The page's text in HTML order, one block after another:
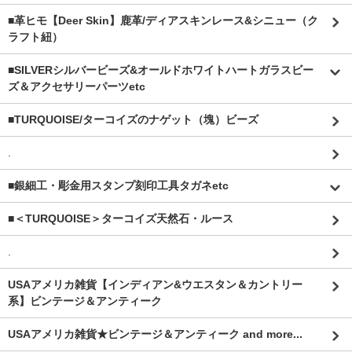
■革ヒモ【Deer Skin】鹿革/ディアスキンレース&シニュー（ク
ラフト紐）
■SILVERシルバービーズ&オールドホワイトハートガラスビー
ズ＆アクセサリーパーツetc
■TURQUOISE/ターコイズのナゲット（塊）ビーズ
.
■銀細工・彫金用スタンプ刻印工具タガネetc
■＜TURQUOISE＞ターコイズ天然石・ルース
.
USAアメリカ雑貨【インディアン&ウエスタン＆カントリー
系】ビンテージ＆アンティーク
USAアメリカ雑貨★ビンテージ＆アンティーク and more...